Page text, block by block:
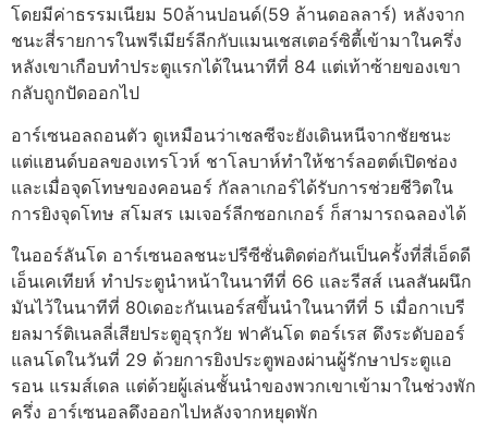
โดยมีค่าธรรมเนียม 50ล้านปอนด์(59 ล้านดอลลาร์) หลังจาก
ชนะสี่รายการในพรีเมียร์ลีกกับแมนเชสเตอร์ซิตี้เข้ามาในครึ่ง
หลังเขาเกือบทำประตูแรกได้ในนาทีที่ 84 แต่เท้าซ้ายของเขา
กลับถูกปัดออกไป
อาร์เซนอลถอนตัว ดูเหมือนว่าเชลซีจะยังเดินหนีจากชัยชนะ
แต่แฮนด์บอลของเทรโวห์ ชาโลบาห์ทำให้ชาร์ลอตต์เปิดช่อง
และเมื่อจุดโทษของคอนอร์ กัลลาเกอร์ได้รับการช่วยชีวิตใน
การยิงจุดโทษ สโมสร เมเจอร์ลีกซอกเกอร์ ก็สามารถฉลองได้
ในออร์ลันโด อาร์เซนอลชนะปรีซีซั่นติดต่อกันเป็นครั้งที่สี่เอ็ดดี
เอ็นเคเทียห์ ทำประตูนำหน้าในนาทีที่ 66 และรีสส์ เนลสันผนึก
มันไว้ในนาทีที่ 80เดอะกันเนอร์สขึ้นนำในนาทีที่ 5 เมื่อกาเบรี
ยลมาร์ติเนลลี่เสียประตูอุรุกวัย ฟาคันโด ตอร์เรส ดึงระดับออร์
แลนโดในวันที่ 29 ด้วยการยิงประตูพองผ่านผู้รักษาประตูแอ
รอน แรมส์เดล แต่ด้วยผู้เล่นชั้นนำของพวกเขาเข้ามาในช่วงพัก
ครึ่ง อาร์เซนอลดึงออกไปหลังจากหยุดพัก